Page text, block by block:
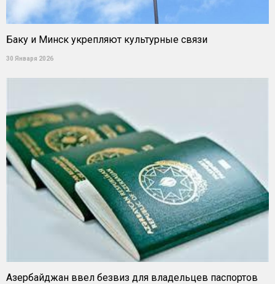
Баку и Минск укрепляют культурные связи
30 Января 2026
Азербайджан ввел безвиз для владельцев паспортов